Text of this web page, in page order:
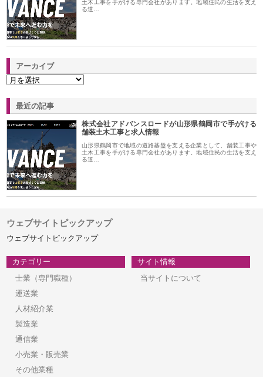
土木工事を手がける専門会社があります。地域住民の生活を支え
る道…
アーカイブ
最近の記事
株式会社アドバンスロードが山形県鶴岡市で手がける
舗装土木工事と求人情報
山形県鶴岡市で地域の道路基盤を支える企業として、舗装工事や
土木工事を手がける専門会社があります。地域住民の生活を支え
る道…
ウェブサイトピックアップ
ウェブサイトピックアップ
カテゴリー
士業（専門職種）
運送業
人材紹介業
製造業
通信業
小売業・販売業
その他業種
サイト情報
当サイトについて